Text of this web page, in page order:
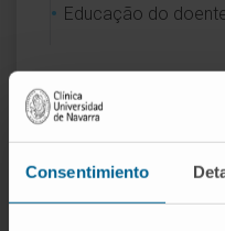
Consentimiento
Educação do
Atividade